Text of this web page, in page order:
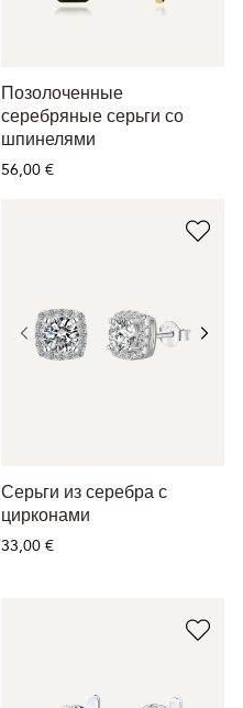
Позолоченные
серебряные серьги со
шпинелями
56,00 €
Серьги из серебра с
цирконами
33,00 €